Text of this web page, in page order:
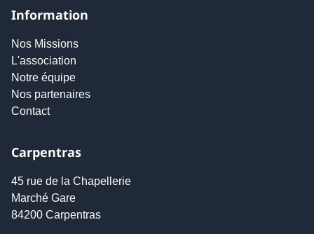
Information
Nos Missions
L'association
Notre équipe
Nos partenaires
Contact
Carpentras
45 rue de la Chapellerie
Marché Gare
84200 Carpentras